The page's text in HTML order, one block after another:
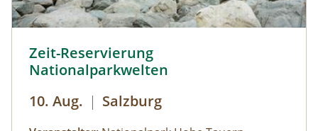
Zeit-Reservierung
Nationalparkwelten
10. Aug. | Salzburg